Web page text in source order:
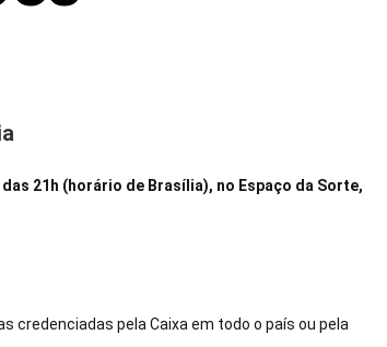
21h (horário de Brasília), no Espaço da Sorte,
credenciadas pela Caixa em todo o país ou pela